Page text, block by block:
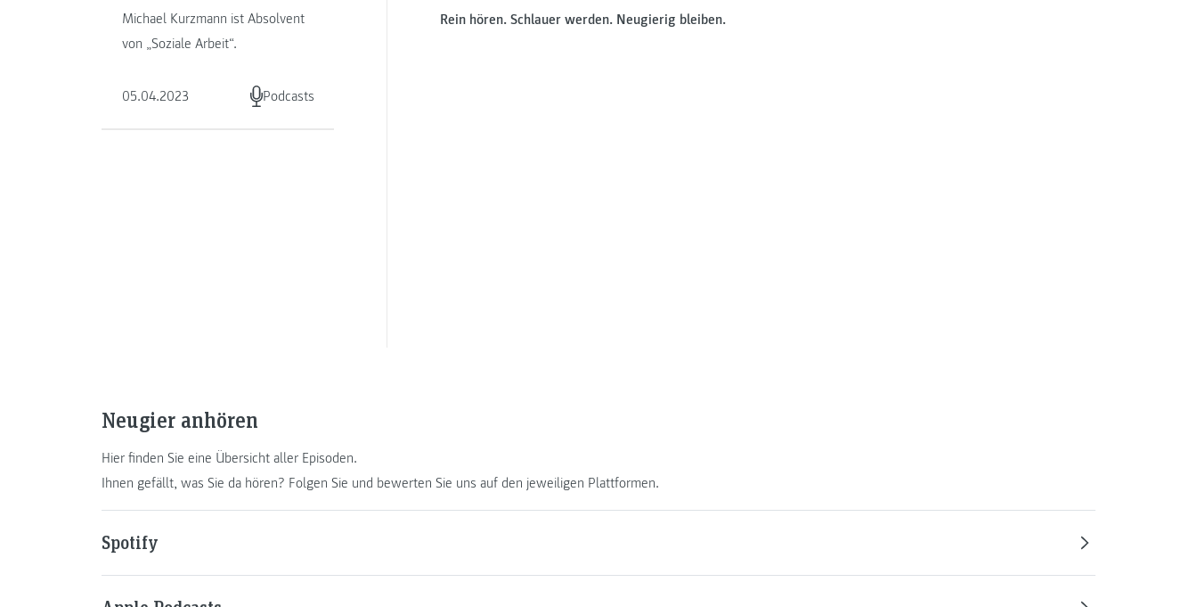
Michael Kurzmann ist Absolvent
von „Soziale Arbeit“.
05.04.2023 Podcasts
Rein hören. Schlauer werden. Neugierig bleiben.
Neugier anhören
Hier finden Sie eine Übersicht aller Episoden.
Ihnen gefällt, was Sie da hören? Folgen Sie und bewerten Sie uns auf den jeweiligen Plattformen.
Spotify